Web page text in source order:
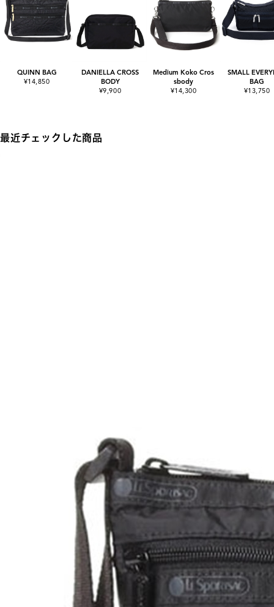
QUINN BAG
¥14,850
DANIELLA CROSS
BODY
¥9,900
Medium Koko Cros
sbody
¥14,300
SMALL
BAG
¥13,750
最近チェックした商品